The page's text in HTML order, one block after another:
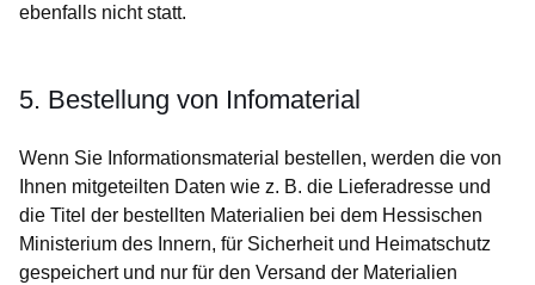
ebenfalls nicht statt.
5. Bestellung von Infomaterial
Wenn Sie Informationsmaterial bestellen, werden die von
Ihnen mitgeteilten Daten wie z. B. die Lieferadresse und
die Titel der bestellten Materialien bei dem Hessischen
Ministerium des Innern, für Sicherheit und Heimatschutz
gespeichert und nur für den Versand der Materialien